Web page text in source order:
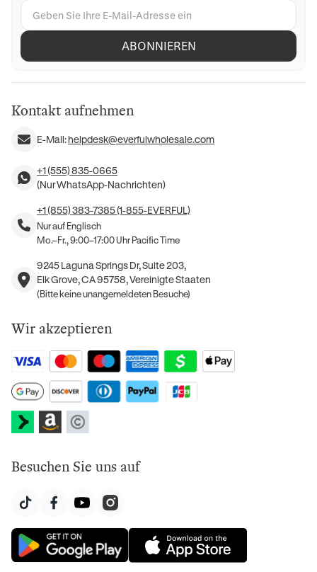
ABONNIEREN
Kontakt aufnehmen
E-Mail:helpdesk@everfulwholesale.com
+1 (555) 835-0665
(Nur WhatsApp-Nachrichten)
+1 (855) 383-7385 (1-855-EVERFUL)
Nur auf Englisch
Mo.–Fr., 9:00–17:00 Uhr Pacific Time
9245 Laguna Springs Dr, Suite 203,
Elk Grove, CA 95758, Vereinigte Staaten
(Bitte keine unangemeldeten Besuche)
Wir akzeptieren
Besuchen Sie uns auf